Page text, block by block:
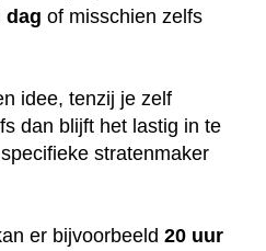
dag of misschien zelfs
idee, tenzij je zelf
dan blijft het lastig in te
stratenmaker
er bijvoorbeeld 20 uur